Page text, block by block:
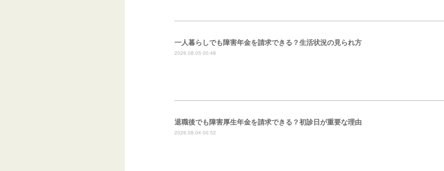
一人暮らしでも障害年金を請求できる？生活状況の見られ方
2026.08.05 00:48
退職後でも障害厚生年金を請求できる？初診日が重要な理由
2026.08.04 00:52